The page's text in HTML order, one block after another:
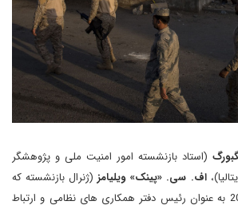
(استاد بازنشسته امور امنیت ملی و پژوهشگر
اف. سی. «پینک» ویلیامز(ژنرال بازنشسته که
در سال های 2008 تا 2011 به عنوان رئیس دفتر همکاری های نظامی و ارتباط